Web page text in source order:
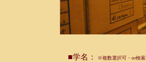
■学名： ※複数選択可・or検索